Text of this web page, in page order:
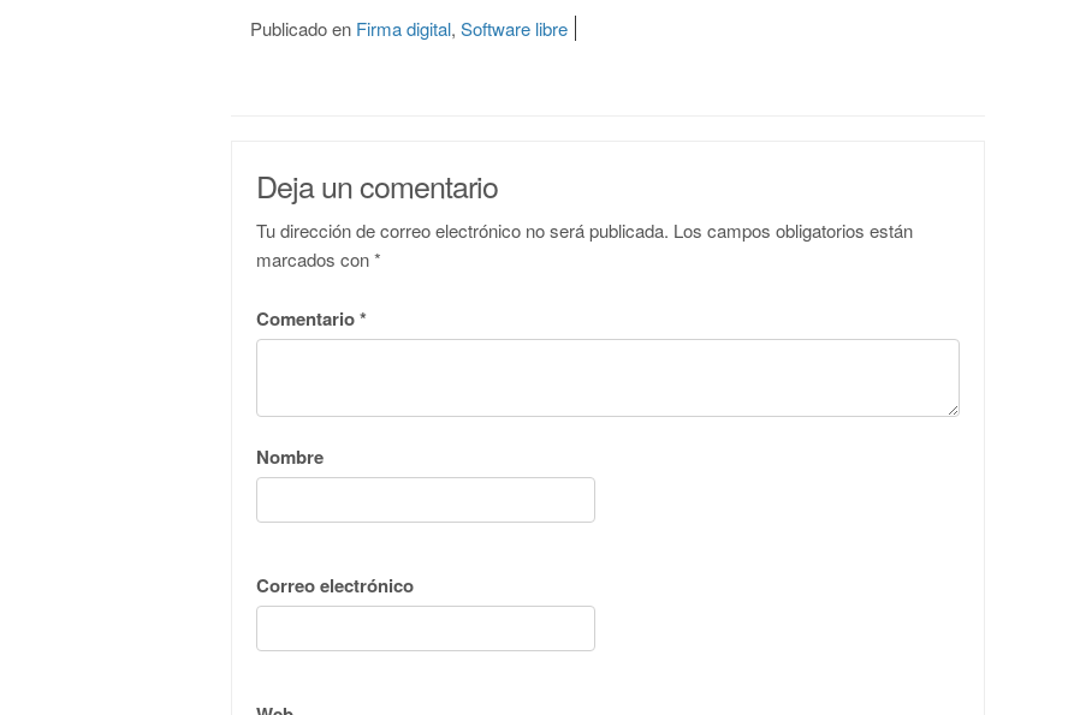
Publicado en Firma digital, Software libre
Deja un comentario
Tu dirección de correo electrónico no será publicada. Los campos obligatorios están
marcados con*
Comentario*
Nombre
Correo electrónico